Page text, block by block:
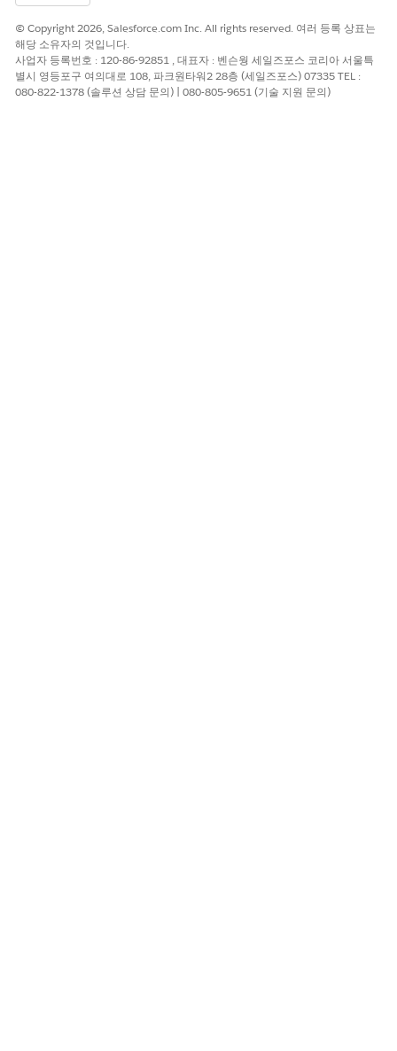
© Copyright 2026, Salesforce.com Inc. All rights reserved. 여러 등록 상표는
해당 소유자의 것입니다.
사업자 등록번호 : 120-86-92851 , 대표자 : 벤슨웡 세일즈포스 코리아 서울특
별시 영등포구 여의대로 108, 파크원타워2 28층 (세일즈포스) 07335 TEL :
080-822-1378 (솔루션 상담 문의) | 080-805-9651 (기술 지원 문의)